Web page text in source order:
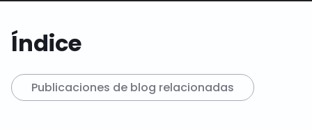
Índice
Publicaciones de blog relacionadas